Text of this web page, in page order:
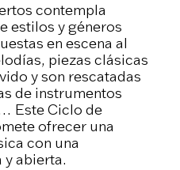
contempla
estilos y géneros
en escena al
piezas clásicas
y son rescatadas
de instrumentos
Este Ciclo de
ofrecer una
con una
abierta.